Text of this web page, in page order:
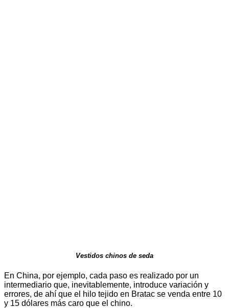
Vestidos chinos de seda
En China, por ejemplo, cada paso es realizado por un
intermediario que, inevitablemente, introduce variación y
errores, de ahí que el hilo tejido en Bratac se venda entre 10
y 15 dólares más caro que el chino.